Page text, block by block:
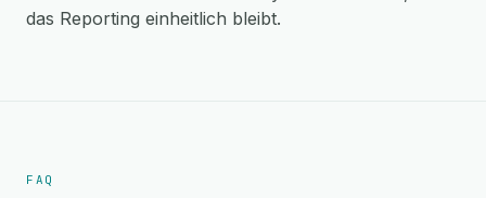
das Reporting einheitlich bleibt.
FAQ